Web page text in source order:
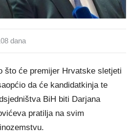
dana
što će premijer Hrvatske sletjeti
da će kandidatkinja te
BiH biti Darjana
pratilja na svim